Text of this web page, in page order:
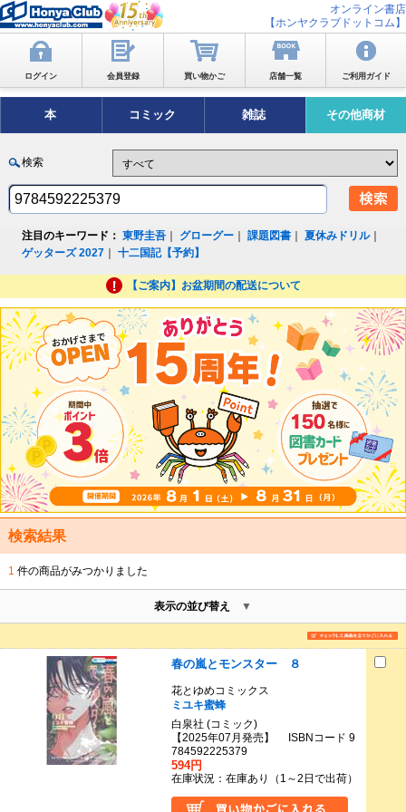
オンライン書店
【ホンヤクラブドットコム】
ログイン 会員登録 買い物かご 店舗一覧 ご利用ガイド
本 コミック 雑誌 その他商材
検索
注目のキーワード： 東野圭吾 グローグー ｜課題図書 ｜夏休みドリル｜
ゲッターズ 2027 ｜十二国記【予約】
【ご案内】お盆期間の配送について
検索結果
1 件の商品がみつかりました
表示の並び替え
春の嵐とモンスター ８
花とゆめコミックス
ミユキ蜜蜂
白泉社 (コミック)
【2025年07月発売】 ISBNコード 9
784592225379
594円
在庫状況：在庫あり（1～2日で出荷）